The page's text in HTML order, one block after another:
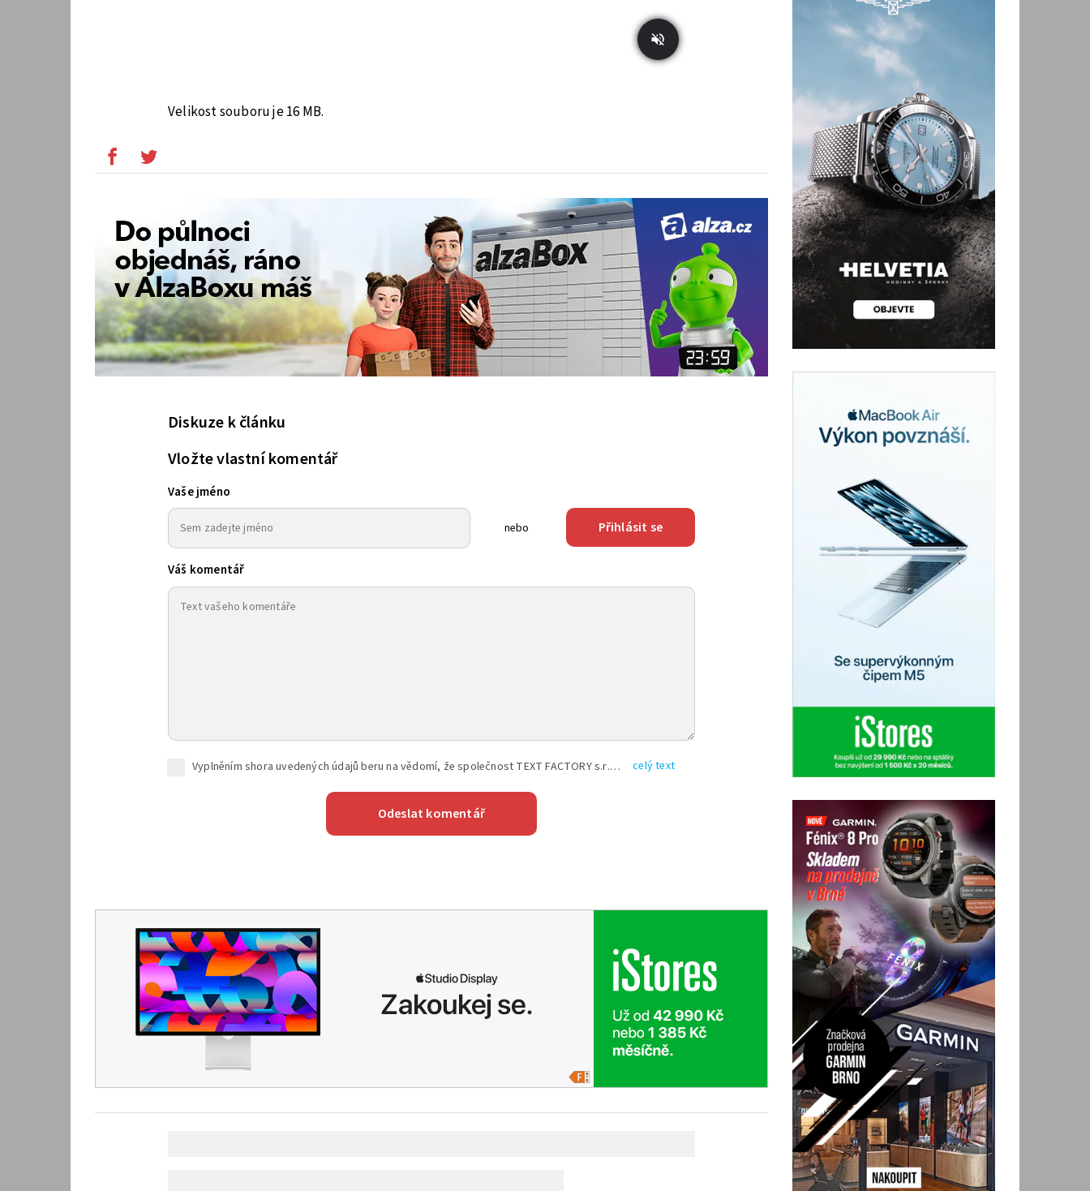
Velikost souboru je 16 MB.
Diskuze k článku
Vložte vlastní komentář
Vaše jméno
nebo Přihlásit se
Váš komentář
Vyplněním shora uvedených údajů beru na vědomí, že společnost TEXT FACTORY s.r.o., sídlem Brno, Durďákova 336/29, Černá Pole, PSČ: 613 00, IČ: 06157831, zapsané u Krajského soudu v Brně, oddíl C, vložka 100399, bude zpracovávat mé osobní údaje uvedené v rámci mnou vyplněného registračního formuláře na základě oprávněných zájmů TEXT FACTORY s.r.o. dle čl. 6 odst. 1 písm. f) GDPR a pro splnění právních povinností (čl. 6 odst. 1 písm. c) GDPR), a to pro tyto účely: nezbytnost zajistit oprávnění návštěvníka webových stránek provozovaných společností TEXT FACTORY s.r.o. přispívat aktivně ke zveřejněným článkům nebo v rámci diskusních fór a výkon práv TEXT FACTORY s.r.o. jako administrátora těchto diskusních fór. Více informací o zpracování osobních údajů a právech lze nalézt v celý text